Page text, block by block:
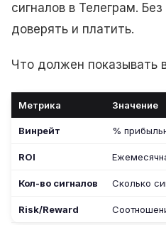
сигналов в Телеграм.
доверять и платить.
Что должен показывать
Метрика Значение
Винрейт %
ROI
Кол-во сигналов Сколько
Risk/Reward